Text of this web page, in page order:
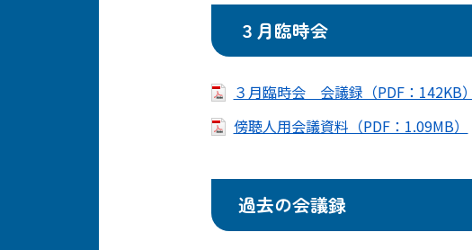
３月臨時会
３月臨時会 会議録（PDF：142KB）
傍聴人用会議資料（PDF：1.09MB）
過去の会議録